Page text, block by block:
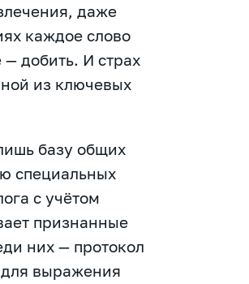
даже
каждое слово
добить. И страх
из ключевых
базу общих
специальных
с учётом
признанные
них — протокол
для выражения